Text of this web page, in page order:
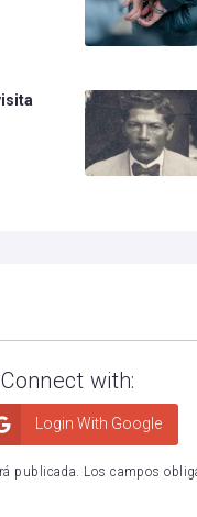
Connect with:
Login With Google
publicada. Los campos